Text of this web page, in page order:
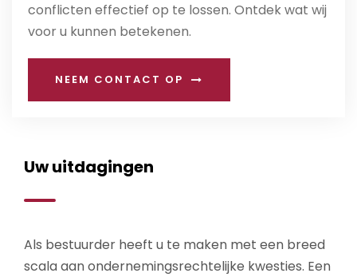
conflicten effectief op te lossen. Ontdek wat wij
voor u kunnen betekenen.
NEEM CONTACT OP
Uw uitdagingen
Als bestuurder heeft u te maken met een breed
scala aan ondernemingsrechtelijke kwesties. Een